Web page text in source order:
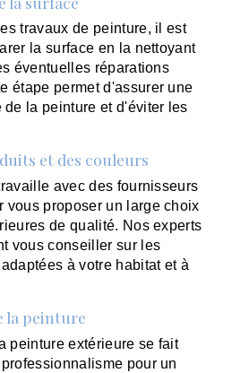
travaux de peinture, il est
la surface en la nettoyant
éventuelles réparations
étape permet d'assurer une
de la peinture et d'éviter les
et des couleurs
avec des fournisseurs
vous proposer un large choix
de qualité. Nos experts
vous conseiller sur les
à votre habitat et à
la peinture
peinture extérieure se fait
pour un